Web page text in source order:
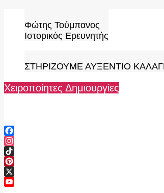
content
Φώτης Τούμπανος
Ιστορικός Ερευνητής
ΣΤΗΡΙΖΟΥΜΕ ΑΥΞΕΝΤΙΟ
Χειροποίητες Δημιουργίες
Facebook
Instagram
TikTok
Pinterest
X